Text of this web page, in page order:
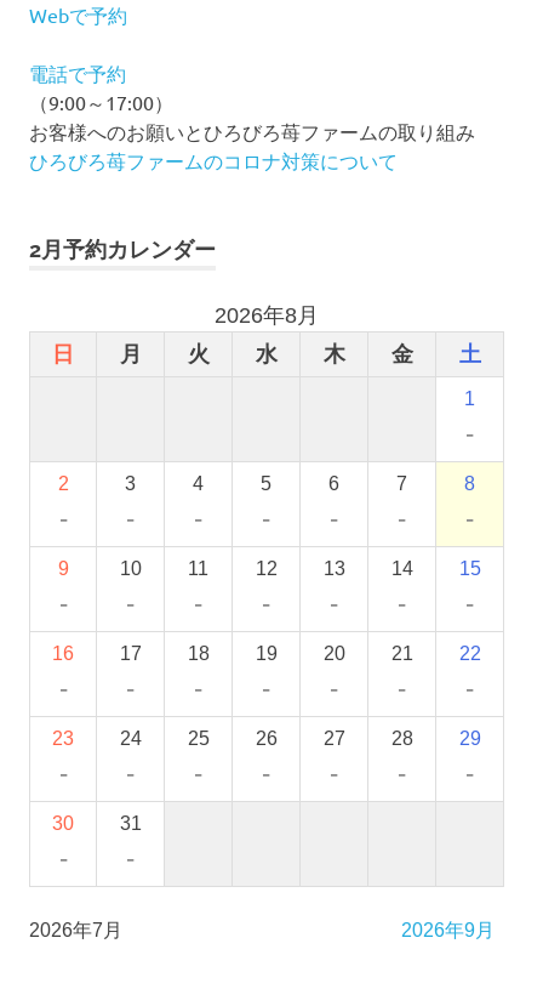
ン
Webで予約
電話で予約
（9:00～17:00）
お客様へのお願いとひろびろ苺ファームの取り組み
ひろびろ苺ファームのコロナ対策について
2月予約カレンダー
2026年8月
日
月 火 水 木 金 土
1
-
2
-
3
-
4
-
5
-
6
-
7
-
8
-
9
-
10
-
11
-
12
-
13
-
14
-
15
-
16
-
17
-
18
-
19
-
20
-
21
-
22
-
23
-
24
-
25
-
26
-
27
-
28
-
29
-
30
-
31
-
2026年7月 2026年9月